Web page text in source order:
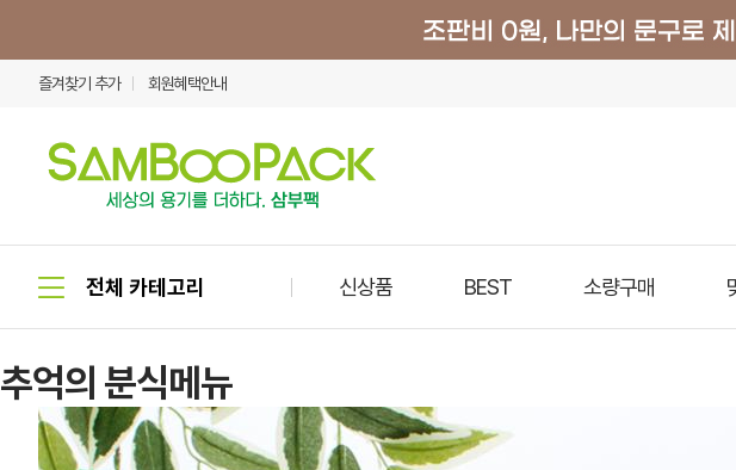
즐겨찾기 추가 회원혜택안내
신상품 BEST 소량구매
추억의 분식메뉴